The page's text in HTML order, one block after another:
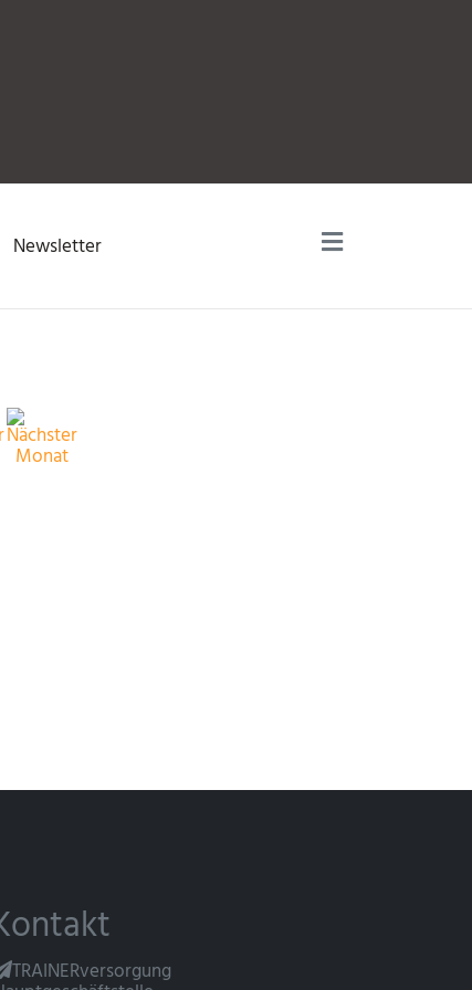
Newsletter
TRAINERversorgung